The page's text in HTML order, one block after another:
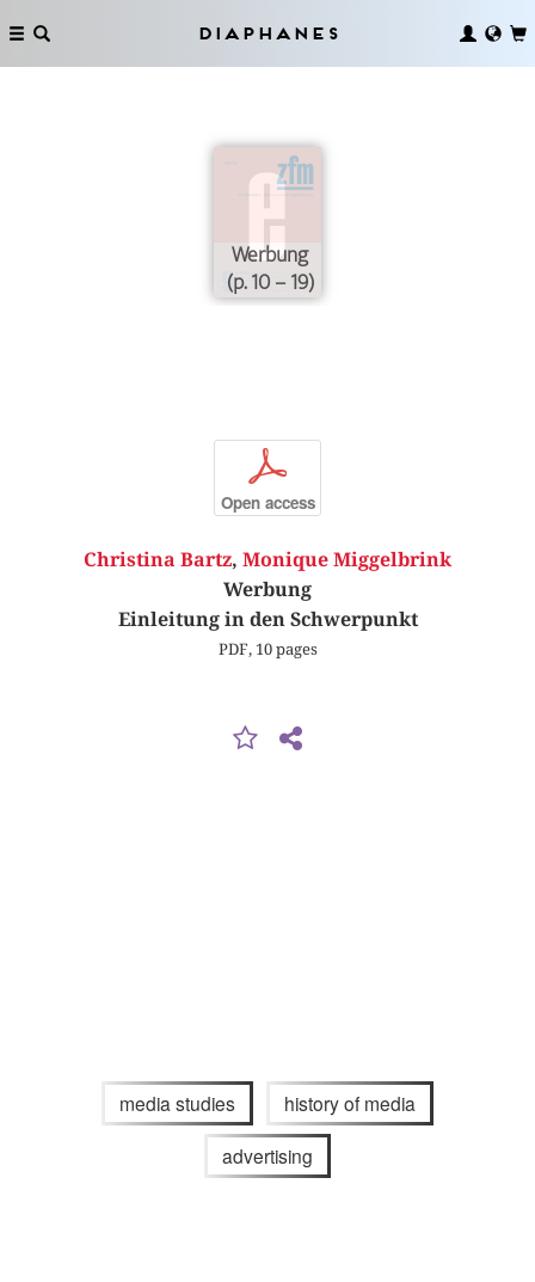
Diaphanes
Werbung
(p. 10 – 19)
p
Open access
Christina Bartz, Monique Miggelbrink
Werbung
Einleitung in den Schwerpunkt
PDF, 10 pages
media studies history of media
advertising